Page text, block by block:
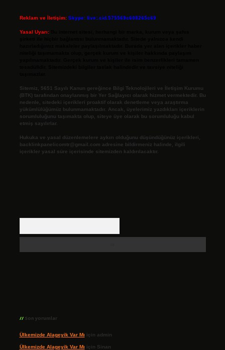
Reklam ve İletişim: Skype: live:.cid.575569c608265c69
Yasal Uyarı:
Sitemiz, 5651 Sayılı Kanun gereğince Bilgi Teknolojileri ve İletişim Kurumu
(BTK) tarafından onaylanmış bir Yer Sağlayıcı olarak hizmet vermektedir. Bu
nedenle, sitedeki içerikleri proaktif olarak denetleme veya araştırma
yükümlülüğümüz bulunmamaktadır. Ancak, üyelerimiz yazdıkları içeriklerin
sorumluluğunu taşımakta olup, siteye üye olarak bu sorumluluğu kabul
etmiş sayılırlar.
Hukuka ve yasal düzenlemelere aykırı olduğunu düşündüğünüz içerikleri,
backlinkpanelicomtr@gmail.com adresine bildirmeniz halinde, ilgili
içerikler yasal süre içerisinde sitemizden kaldırılacaktır.
Son yorumlar
Ülkemizde Alageyik Var Mı için admin
Ülkemizde Alageyik Var Mı için Sinan